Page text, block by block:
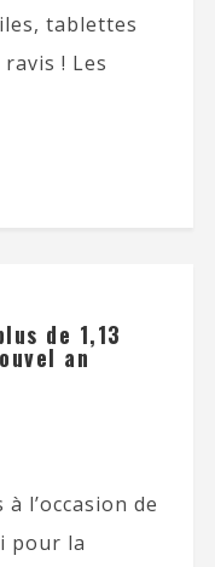
tablettes
! Les
de 1,13
an
l’occasion de
pour la